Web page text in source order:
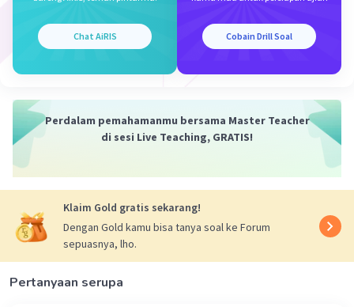
Iklan
Chat AiRIS Cobain Drill Soal
Perdalam pemahamanmu bersama Master Teacher
di sesi Live Teaching, GRATIS!
Klaim Gold gratis sekarang!
Dengan Gold kamu bisa tanya soal ke Forum
sepuasnya, lho.
Pertanyaan serupa